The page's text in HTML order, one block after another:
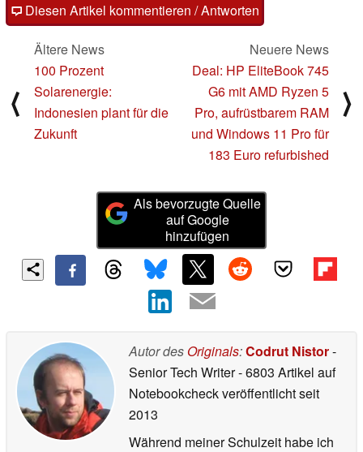
Diesen Artikel kommentieren / Antworten
⟨
Ältere News
100 Prozent
Solarenergie:
Indonesien plant für die
Zukunft
Neuere News
Deal: HP EliteBook 745
G6 mit AMD Ryzen 5
Pro, aufrüstbarem RAM
und Windows 11 Pro für
183 Euro refurbished
⟩
Als bevorzugte Quelle
auf Google
hinzufügen
Autor des Originals:Codrut Nistor-
Senior Tech Writer- 6803 Artikel auf
Notebookcheck veröffentlichtseit
2013
Während meiner Schulzeit habe ich